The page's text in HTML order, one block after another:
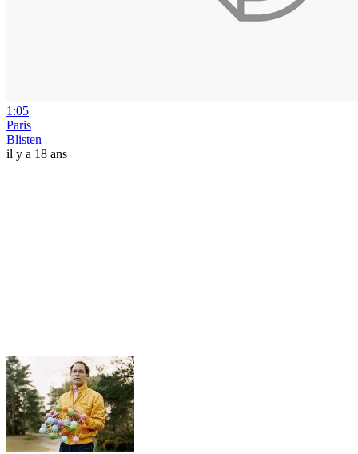
1:05
Paris
Blisten
il y a 18 ans